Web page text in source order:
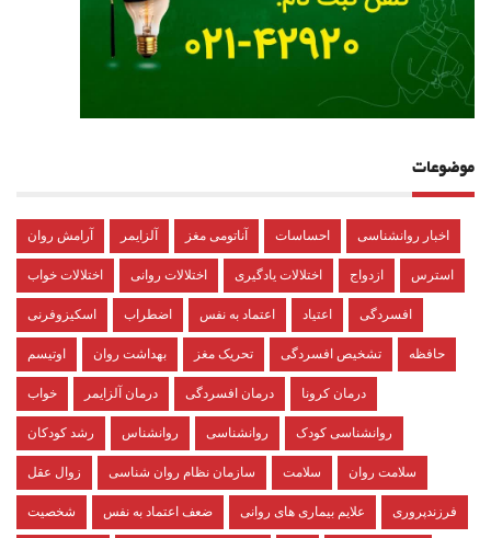
موضوعات
آرامش روان آلزایمر آناتومی مغز احساسات اخبار روانشناسی
اختلالات خواب اختلالات روانی اختلالات یادگیری ازدواج استرس
اسکیزوفرنی اضطراب اعتماد به نفس اعتیاد افسردگی
اوتیسم بهداشت روان تحریک مغز تشخیص افسردگی حافظه
خواب درمان آلزایمر درمان افسردگی درمان کرونا
رشد کودکان روانشناس روانشناسی روانشناسی کودک
زوال عقل سازمان نظام روان شناسی سلامت سلامت روان
شخصیت ضعف اعتماد به نفس علایم بیماری های روانی فرزندپروری